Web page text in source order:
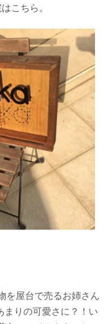
こちら。
を屋台で売るお姉さん
りの可愛さに？！い